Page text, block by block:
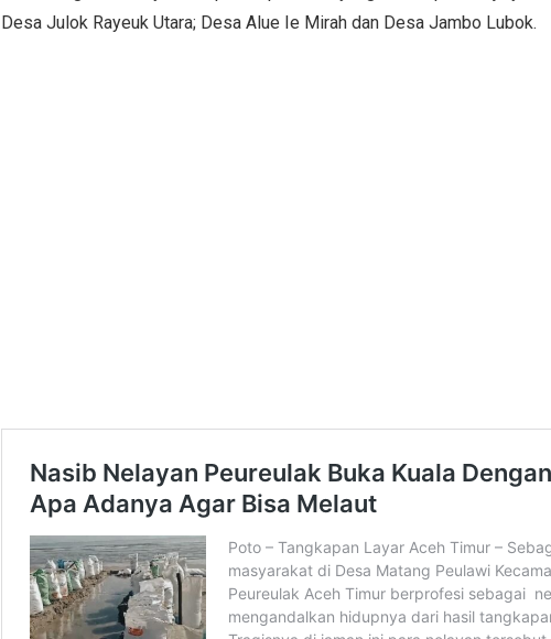
Desa Julok Rayeuk Utara; Desa Alue Ie Mirah dan Desa Jambo Lubok.